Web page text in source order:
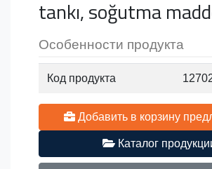
tankı, soğutma
Особенности продукта
Код продукта
Добавить в корзину
Каталог